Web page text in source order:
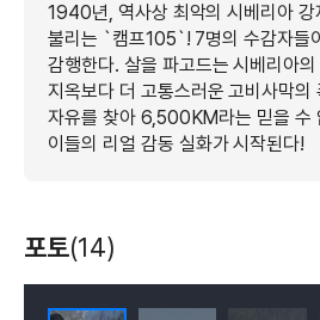
1940년, 역사상 최악의 시베리아 강
불리는 `캠프105`! 7명의 수감자들
감행한다. 살을 파고드는 시베리아
지옥보다 더 고통스러운 고비사막의
자유를 찾아 6,500KM라는 믿을 수
이들의 리얼 감동 실화가 시작된다!
포토(14)